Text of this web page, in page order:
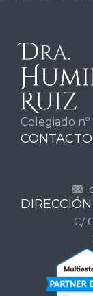
Colegiado nº
CONTACTO
DIRECCIÓN
C/